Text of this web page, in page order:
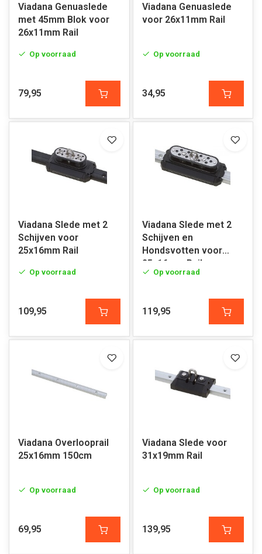
Viadana Genuaslede
met 45mm Blok voor
26x11mm Rail
Op voorraad
79,95
Viadana Genuaslede
voor 26x11mm Rail
Op voorraad
34,95
Viadana Slede met 2
Schijven voor
25x16mm Rail
Op voorraad
109,95
Viadana Slede met 2
Schijven en
Hondsvotten voor
25x16mm Rail
Op voorraad
119,95
Viadana Overlooprail
25x16mm 150cm
Op voorraad
69,95
Viadana Slede voor
31x19mm Rail
Op voorraad
139,95